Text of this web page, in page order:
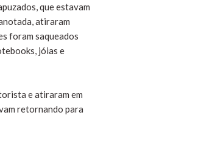
que estavam
atiraram
foram saqueados
jóias e
e atiraram em
retornando para